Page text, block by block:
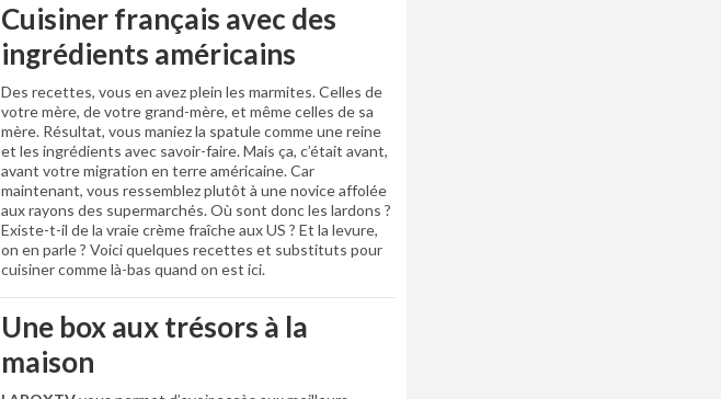
Cuisiner français avec des
ingrédients américains
Des recettes, vous en avez plein les marmites. Celles de
votre mère, de votre grand-mère, et même celles de sa
mère. Résultat, vous maniez la spatule comme une reine
et les ingrédients avec savoir-faire. Mais ça, c’était avant,
avant votre migration en terre américaine. Car
maintenant, vous ressemblez plutôt à une novice affolée
aux rayons des supermarchés. Où sont donc les lardons ?
Existe-t-il de la vraie crème fraîche aux US ? Et la levure,
on en parle ? Voici quelques recettes et substituts pour
cuisiner comme là-bas quand on est ici.
Une box aux trésors à la
maison